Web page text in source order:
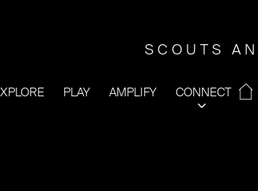
SCOUTS
PLAY AMPLIFY CONNECT
⌂